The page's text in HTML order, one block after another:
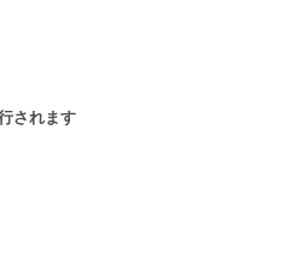
されます